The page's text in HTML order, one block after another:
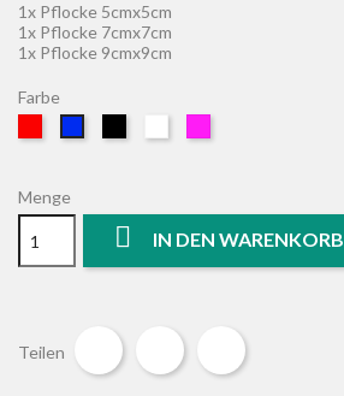
1x Pflocke 5cmx5cm
1x Pflocke 7cmx7cm
1x Pflocke 9cmx9cm
Farbe
Menge
 IN DEN WARENKORB
Teilen
Tweet